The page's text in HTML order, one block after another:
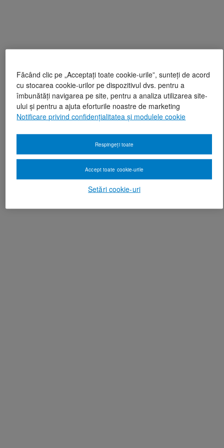
Făcând clic pe „Acceptați toate cookie-urile”, sunteți de acord
cu stocarea cookie-urilor pe dispozitivul dvs. pentru a
îmbunătăți navigarea pe site, pentru a analiza utilizarea site-
ului și pentru a ajuta eforturile noastre de marketing
Notificare privind confidențialitatea și modulele cookie
Setări cookie-uri
Respingeți toate
Accept toate cookie-urile